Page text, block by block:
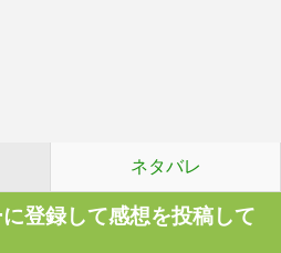
ネタバレ
登録して感想を投稿して